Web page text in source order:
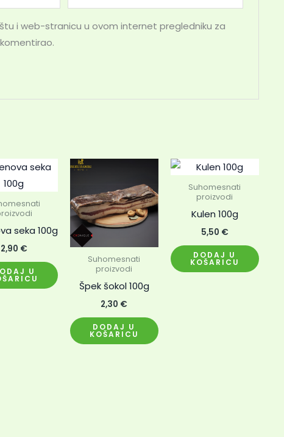
i web-stranicu u ovom internet pregledniku za
seka 100g
2,90 €
U
Suhomesnati
proizvodi
Špek šokol 100g
2,30 €
DODAJ U
KOŠARICU
Suhomesnati
proizvodi
Kulen 100g
5,50 €
DODAJ U
KOŠARICU